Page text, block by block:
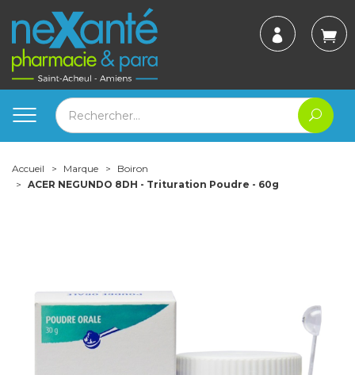
Accueil Marque
Boiron
ACER NEGUNDO 8DH - Trituration Poudre - 60g